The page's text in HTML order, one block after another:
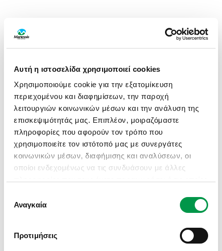
Αυτή η ιστοσελίδα χρησιμοποιεί cookies
Χρησιμοποιούμε cookie για την εξατομίκευση
περιεχομένου και διαφημίσεων, την παροχή
λειτουργιών κοινωνικών μέσων και την ανάλυση της
επισκεψιμότητάς μας. Επιπλέον, μοιραζόμαστε
πληροφορίες που αφορούν τον τρόπο που
χρησιμοποιείτε τον ιστότοπό μας με συνεργάτες
κοινωνικών μέσων, διαφήμισης και αναλύσεων, οι
οποίοι ενδεχομένως να τις συνδυάσουν με άλλες
χρήση των υπηρεσιών τους.
συγκατάθεσης
Αναγκαία
Προτιμήσεις
APPLICATION ERROR: A CLIENT-SIDE EXCEPTION HAS